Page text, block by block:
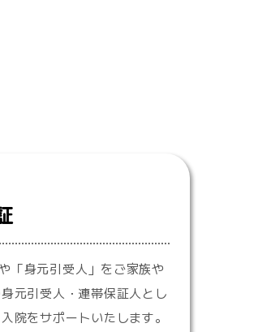
「身元引受人」をご家族や
元引受人・連帯保証人とし
院をサポートいたします。